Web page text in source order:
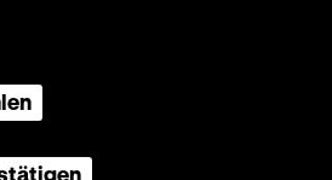
der Bundesregierung für